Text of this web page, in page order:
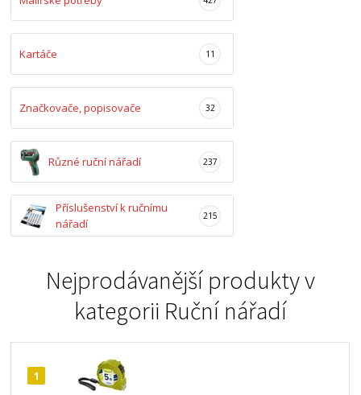
Kartáče 11
Značkovače, popisovače 32
Různé ruční nářadí 237
Příslušenství k ručnímu
nářadí
215
Nejprodávanější produkty v
kategorii Ruční nářadí
1